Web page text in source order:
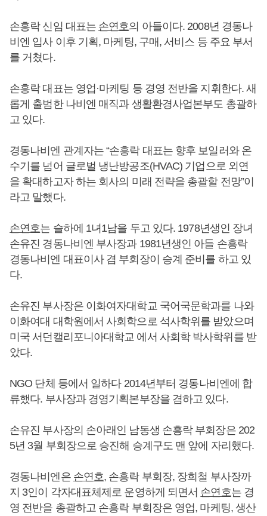
손흥락 신임 대표는 손연호의 아들이다. 2008년 경동나
비엔 입사 이후 기획, 마케팅, 구매, 서비스 등 주요 부서
를 거쳤다.
손흥락 대표는 영업·마케팅 등 경영 전반을 지휘한다. 새
롭게 출범한 나비엔 매직과 생활환경사업본부도 총괄하
고 있다.
경동나비엔 관계자는 “손흥락 대표는 향후 보일러와 온
수기를 넘어 글로벌 냉난방공조(HVAC) 기업으로 외연
을 확대하고자 하는 회사의 미래 전략을 총괄할 전망”이
라고 말했다.
손연호는 슬하에 1녀1남을 두고 있다. 1978년생인 장녀
손유진 경동나비엔 부사장과 1981년생인 아들 손흥락
경동나비엔 대표이사 겸 부회장이 승계 준비를 하고 있
다.
손유진 부사장은 이화여자대학교 국어국문학과를 나와
이화여대 대학원에서 사회학으로 석사학위를 받았으며
미국 서던캘리포니아대학교 에서 사회학 박사학위를 받
았다.
NGO 단체 등에서 일하다 2014년부터 경동나비엔에 합
류했다. 부사장과 경영기획본부장을 겸하고 있다.
손유진 부사장의 손아래인 남동생 손흥락 부회장은 202
5년 3월 부회장으로 승진해 승계구도 맨 앞에 자리했다.
경동나비엔은 손연호, 손흥락 부회장, 장희철 부사장까
지 3인이 각자대표체제로 운영하게 되면서 손연호는 경
영 전반을 총괄하고 손흥락 부회장은 영업, 마케팅, 생산